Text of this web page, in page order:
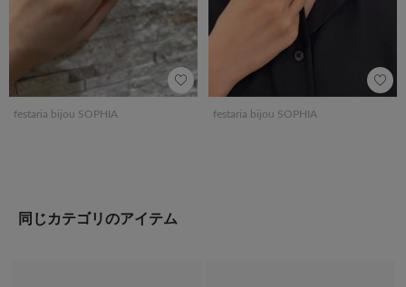
festaria bijou SOPHIA festaria bijou SOPHIA
同じカテゴリのアイテム